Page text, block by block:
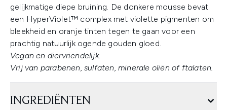
gelijkmatige diepe bruining. De donkere mousse bevat
een HyperViolet™ complex met violette pigmenten om
bleekheid en oranje tinten tegen te gaan voor een
prachtig natuurlijk ogende gouden gloed.
Vegan en diervriendelijk.
Vrij van parabenen, sulfaten, minerale oliën of ftalaten.
INGREDIËNTEN